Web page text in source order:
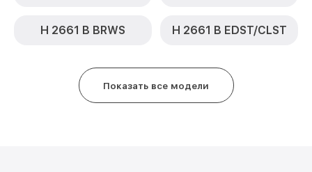
H 2661 B BRWS H 2661 B EDST/CLST
Показать все модели